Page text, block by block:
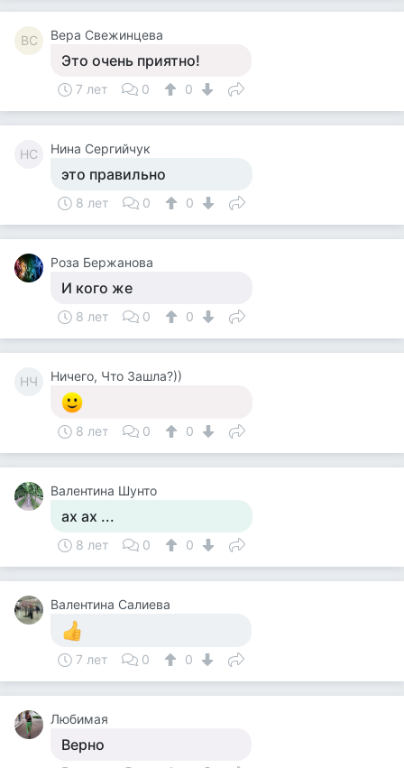
ВС Вера Свежинцева
Это очень приятно!
7 лет 0 0
НС Нина Сергийчук
это правильно
8 лет 0 0
Роза Бержанова
И кого же
8 лет 0 0
НЧ Ничего, Что Зашла?))
8 лет 0 0
Валентина Шунто
ах ах ...
8 лет 0 0
Валентина Салиева
7 лет 0 0
Любимая
Верно